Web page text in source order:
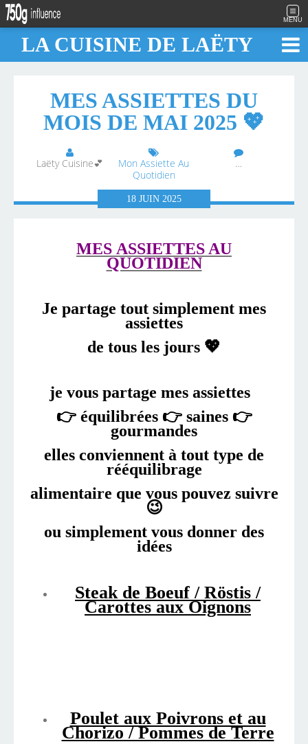
MENU
LA CUISINE DE LAËTY
MES ASSIETTES DU
MOIS DE MAI 2025 💖
Laëty Cuisine💕
Mon Assiette Au
Quotidien
…
18 JUIN 2025
MES ASSIETTES AU
QUOTIDIEN
Je partage tout simplement mes
assiettes
de tous les jours 💖
je vous partage mes assiettes
👉 équilibrées 👉 saines 👉
gourmandes
elles conviennent à tout type de
rééquilibrage
alimentaire que vous pouvez suivre
😉
ou simplement vous donner des
idées
Steak de Boeuf / Röstis /
Carottes aux Oignons
Poulet aux Poivrons et au
Chorizo / Pommes de Terre